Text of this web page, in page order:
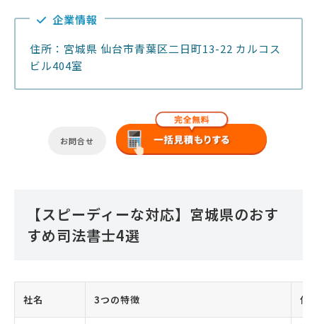
企業情報
住所：宮城県 仙台市青葉区二日町13-22 カルコス
ビル404室
お問合せ
【スピーディーな対応】宮城県のおす
すめ司法書士4選
社名 3つの特徴 住